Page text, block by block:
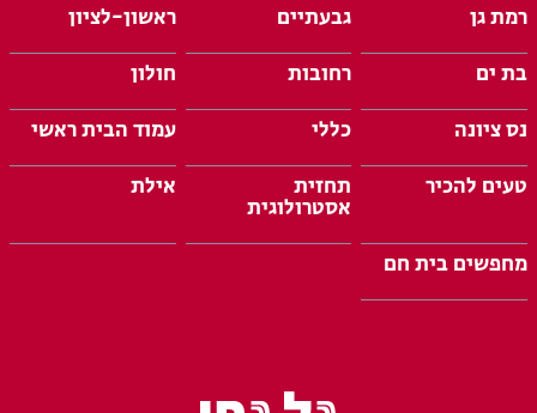
רמת גן
גבעתיים
ראשון-לציון
בת ים
רחובות
חולון
נס ציונה
כללי
עמוד הבית ראשי
טעים להכיר
תחזית
אסטרולוגית
אילת
מחפשים בית חם